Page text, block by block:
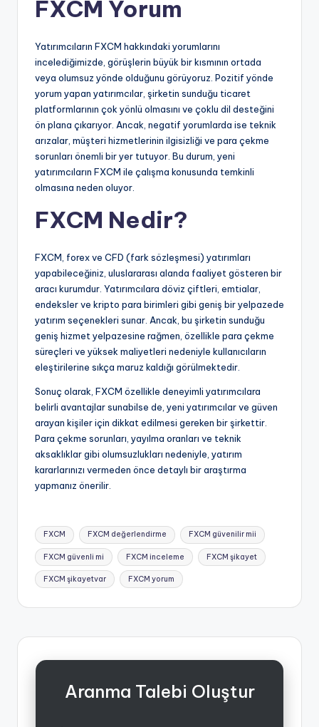
FXCM Yorum
Yatırımcıların FXCM hakkındaki yorumlarını
incelediğimizde, görüşlerin büyük bir kısmının ortada
veya olumsuz yönde olduğunu görüyoruz. Pozitif yönde
yorum yapan yatırımcılar, şirketin sunduğu ticaret
platformlarının çok yönlü olmasını ve çoklu dil desteğini
ön plana çıkarıyor. Ancak, negatif yorumlarda ise teknik
arızalar, müşteri hizmetlerinin ilgisizliği ve para çekme
sorunları önemli bir yer tutuyor. Bu durum, yeni
yatırımcıların FXCM ile çalışma konusunda temkinli
olmasına neden oluyor.
FXCM Nedir?
FXCM, forex ve CFD (fark sözleşmesi) yatırımları
yapabileceğiniz, uluslararası alanda faaliyet gösteren bir
aracı kurumdur. Yatırımcılara döviz çiftleri, emtialar,
endeksler ve kripto para birimleri gibi geniş bir yelpazede
yatırım seçenekleri sunar. Ancak, bu şirketin sunduğu
geniş hizmet yelpazesine rağmen, özellikle para çekme
süreçleri ve yüksek maliyetleri nedeniyle kullanıcıların
eleştirilerine sıkça maruz kaldığı görülmektedir.
Sonuç olarak, FXCM özellikle deneyimli yatırımcılara
belirli avantajlar sunabilse de, yeni yatırımcılar ve güven
arayan kişiler için dikkat edilmesi gereken bir şirkettir.
Para çekme sorunları, yayılma oranları ve teknik
aksaklıklar gibi olumsuzlukları nedeniyle, yatırım
kararlarınızı vermeden önce detaylı bir araştırma
yapmanız önerilir.
Tags:
FXCM FXCM değerlendirme FXCM güvenilir mii
FXCM güvenli mi FXCM inceleme FXCM şikayet
FXCM şikayetvar FXCM yorum
Aranma Talebi Oluştur